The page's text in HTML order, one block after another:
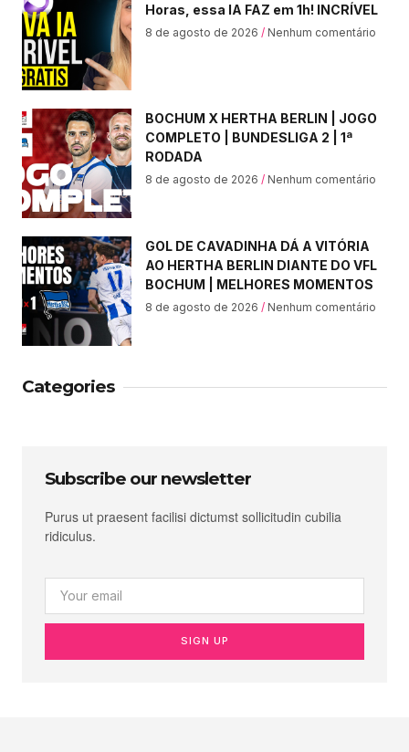
Horas, essa IA FAZ em 1h! INCRÍVEL
8 de agosto de 2026 Nenhum comentário
BOCHUM X HERTHA BERLIN | JOGO
COMPLETO | BUNDESLIGA 2 | 1ª
RODADA
8 de agosto de 2026 Nenhum comentário
GOL DE CAVADINHA DÁ A VITÓRIA
AO HERTHA BERLIN DIANTE DO VFL
BOCHUM | MELHORES MOMENTOS
8 de agosto de 2026 Nenhum comentário
Categories
Subscribe our newsletter
Purus ut praesent facilisi dictumst sollicitudin cubilia
ridiculus.
SIGN UP